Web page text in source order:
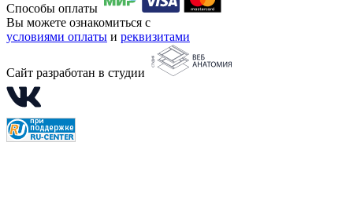
Способы оплаты
Вы можете ознакомиться с
условиями оплаты и реквизитами
Сайт разработан в студии